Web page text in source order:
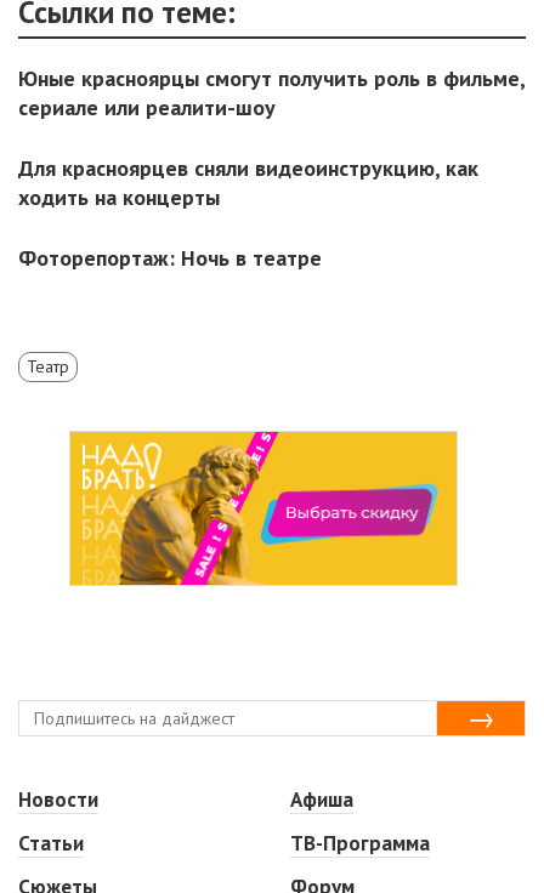
Ссылки по теме:
Юные красноярцы смогут получить роль в фильме,
сериале или реалити-шоу
Для красноярцев сняли видеоинструкцию, как
ходить на концерты
Фоторепортаж: Ночь в театре
Театр
Новости
Статьи
Сюжеты
Афиша
ТВ-Программа
Форум